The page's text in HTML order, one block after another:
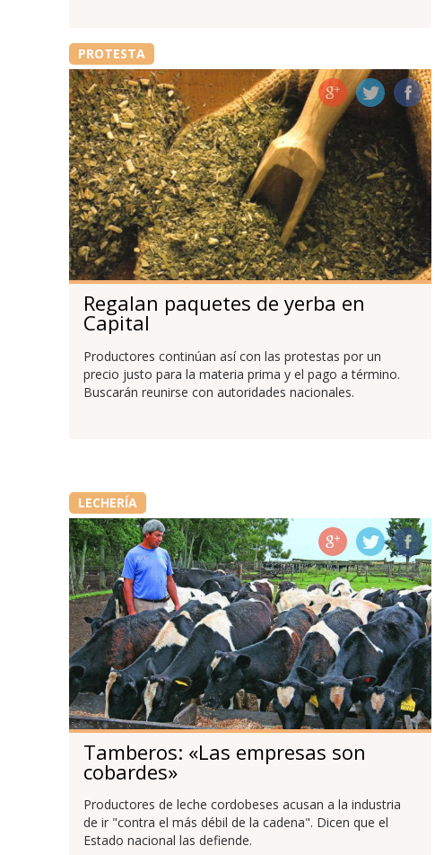
PROTESTA
Regalan paquetes de yerba en
Capital
Productores continúan así con las protestas por un
precio justo para la materia prima y el pago a término.
Buscarán reunirse con autoridades nacionales.
LECHERÍA
Tamberos: «Las empresas son
cobardes»
Productores de leche cordobeses acusan a la industria
de ir "contra el más débil de la cadena". Dicen que el
Estado nacional las defiende.